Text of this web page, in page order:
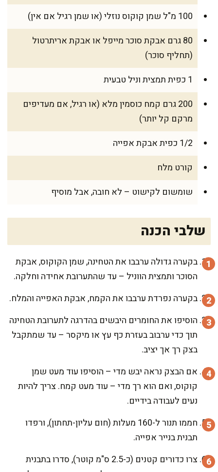
100 מ"ל שמן קוקוס נוזלי (או שמן רגיל אם אין)
80 גרם אבקת סוכר מייפל או אבקת אריתרטול
(תחליף סוכר)
1 כפית תמצית וניל טבעית
200 גרם קמח כוסמין מלא (או רגיל, אם מעדיפים
מרקם קל יותר)
1/2 כפית אבקת אפייה
קורט מלח
שומשום לקישוט – לא חובה, אבל מוסיף
שלבי הכנה
בקערה גדולה ערבבו את הטחינה, שמן הקוקוס, אבקת
הסוכר ותמצית הווניל – עד שהתערובת אחידה וחלקה.
בקערה נפרדת ערבבו את הקמח, אבקת האפייה והמלח.
הוסיפו את החומרים היבשים בהדרגה לתערובת הטחינה
תוך כדי ערבוב בעזרת כף עץ או מיקסר – עד שמתקבל
בצק רך אך יציב.
אם הבצק נראה יבש מדי – הוסיפו עוד מעט שמן
קוקוס, ואם הוא רך מדי – עוד מעט קמח. צריך להיות
נעים לעבודה בידיים.
חממו תנור ל-160 מעלות (חום עליון-תחתון), ורפדו
תבנית בנייר אפייה.
צרו כדורים קטנים (כ-2.5 ס"מ קוטר), סדרו בתבנית